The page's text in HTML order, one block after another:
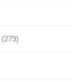
(279)